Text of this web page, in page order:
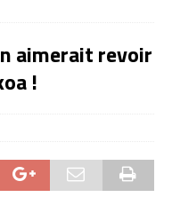
aimerait revoir
!